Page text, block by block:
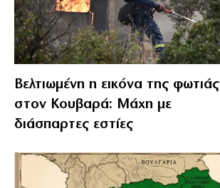
Βελτιωμένη η εικόνα της φωτιάς
στον Κουβαρά: Μάχη με
διάσπαρτες εστίες